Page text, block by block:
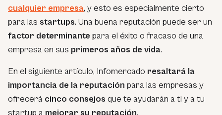
cualquier empresa, y esto es especialmente cierto
para las startups. Una buena reputación puede ser un
factor determinante para el éxito o fracaso de una
empresa en sus primeros años de vida.
En el siguiente artículo, Infomercado resaltará la
importancia de la reputación para las empresas y
ofrecerá cinco consejos que te ayudarán a ti y a tu
startup a mejorar su reputación.